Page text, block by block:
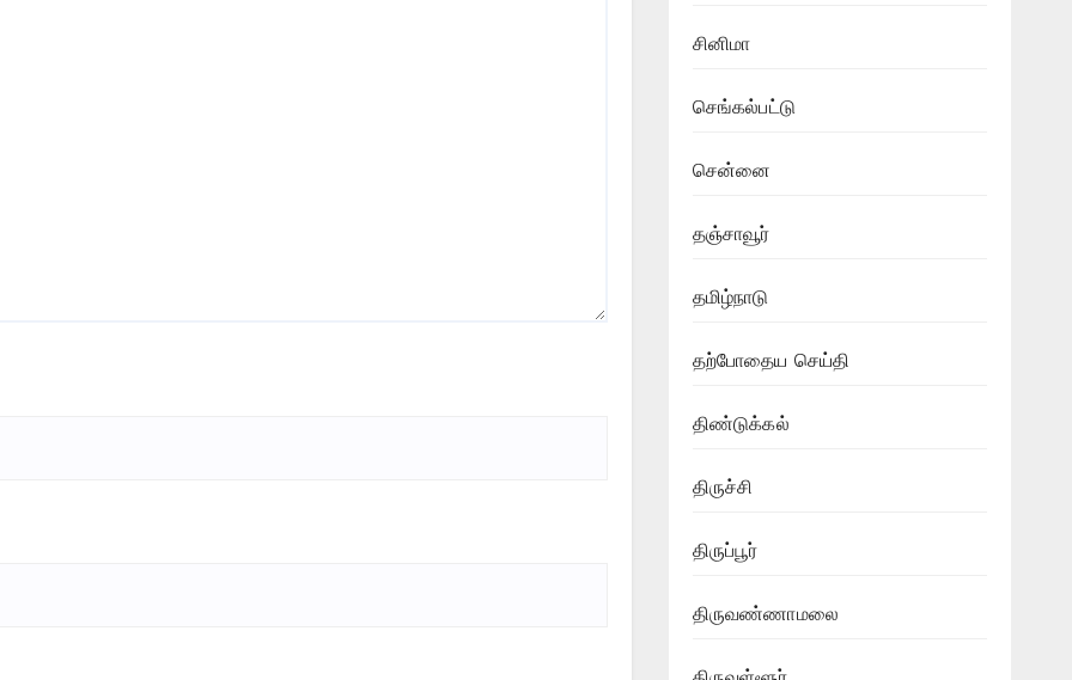
சினிமா
செங்கல்பட்டு
சென்னை
தஞ்சாவூர்
தமிழ்நாடு
தற்போதைய செய்தி
திண்டுக்கல்
திருச்சி
திருப்பூர்
திருவண்ணாமலை